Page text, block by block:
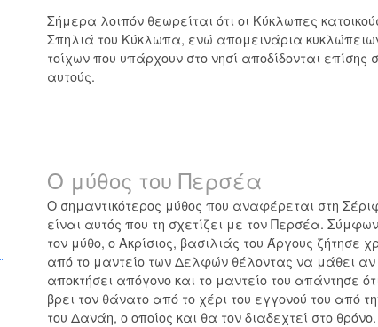
Σήμερα λοιπόν θεωρείται ότι οι Κύκλωπες
Σπηλιά του Κύκλωπα, ενώ απομεινάρια
τοίχων που υπάρχουν στο νησί αποδίδονται επίσης
αυτούς.
Ο μύθος του Περσέα
Ο σημαντικότερος μύθος που αναφέρεται στη
είναι αυτός που τη σχετίζει με τον Περσέα.
τον μύθο, ο Ακρίσιος, βασιλιάς του Άργους ζήτησε
από το μαντείο των Δελφών θέλοντας να μάθει
αποκτήσει απόγονο και το μαντείο του απάντησε
βρει τον θάνατο από το χέρι του εγγονού του από
του Δανάη, ο οποίος και θα τον διαδεχτεί στο θρόνο.